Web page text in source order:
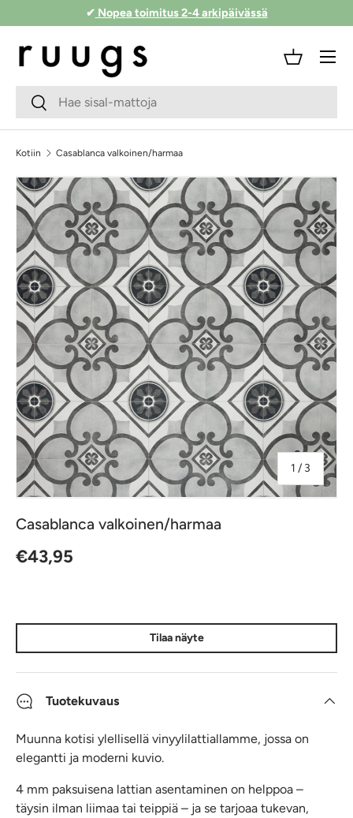
Siirry sisältöön
✔ Nopea toimitus 2-4 arkipäivässä
Hakukenttä
Lähetä
Kori
Valikko
Kotiin Casablanca valkoinen/harmaa
Siirry tuotetietoihin
1 / jostakin
3
Casablanca valkoinen/harmaa
Normaalihinta
€43,95
Tilaa näyte
Tuotekuvaus
Muunna kotisi ylellisellä vinyylilattiallamme, jossa on
elegantti ja moderni kuvio.
4 mm paksuisena lattian asentaminen on helppoa –
täysin ilman liimaa tai teippiä – ja se tarjoaa tukevan,